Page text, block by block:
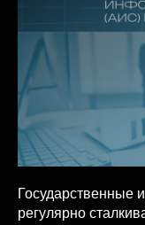
Государственные
регулярно